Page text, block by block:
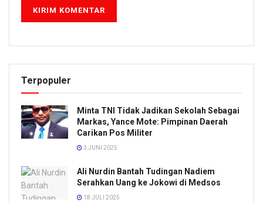
Terpopuler
Minta TNI Tidak Jadikan Sekolah Sebagai
Markas, Yance Mote: Pimpinan Daerah
Carikan Pos Militer
3 JUNI 2025
Ali Nurdin Bantah Tudingan Nadiem
Serahkan Uang ke Jokowi di Medsos
18 JULI 2025